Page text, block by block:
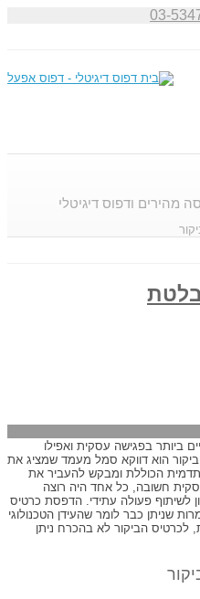
03-
ודפוס דיגיטלי
ביותר בפגישה עסקית ואפילו
הוא דווקא סמל מעמד שמציג את
הכוללת ומבקש להעביר את
חשובה, כל אחד היה רוצה
לשיתוף פעולה עתידי. הדפסת כרטיס
שניתן כבר לומר שהעידן הטכנולוגי
לכרטיס הביקור לא בהכרח ניתן